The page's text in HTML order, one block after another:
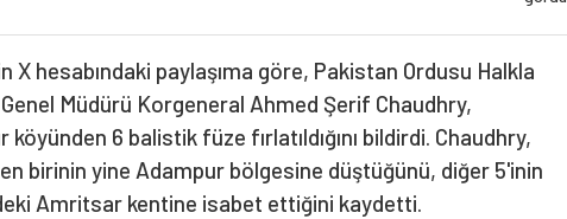
X hesabındaki paylaşıma göre, Pakistan Ordusu Halkla
Müdürü Korgeneral Ahmed Şerif Chaudhry,
köyünden 6 balistik füze fırlatıldığını bildirdi. Chaudhry,
birinin yine Adampur bölgesine düştüğünü, diğer 5'inin
Amritsar kentine isabet ettiğini kaydetti.